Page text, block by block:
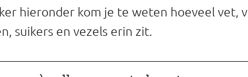
hieronder kom je te weten hoeveel vet,
suikers en vezels erin zit.